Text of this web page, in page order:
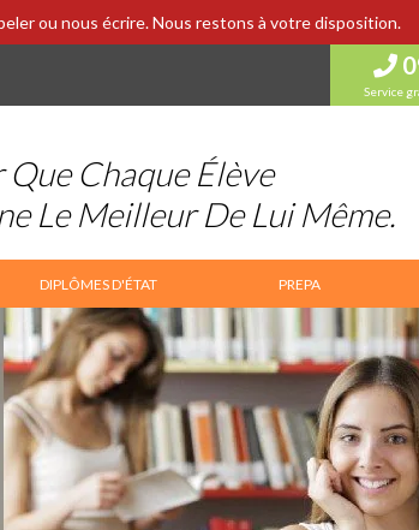
ou nous écrire. Nous restons à votre disposition.
Service
Que Chaque Élève
Le Meilleur De Lui Même.
DIPLÔMES D'ÉTAT PREPA